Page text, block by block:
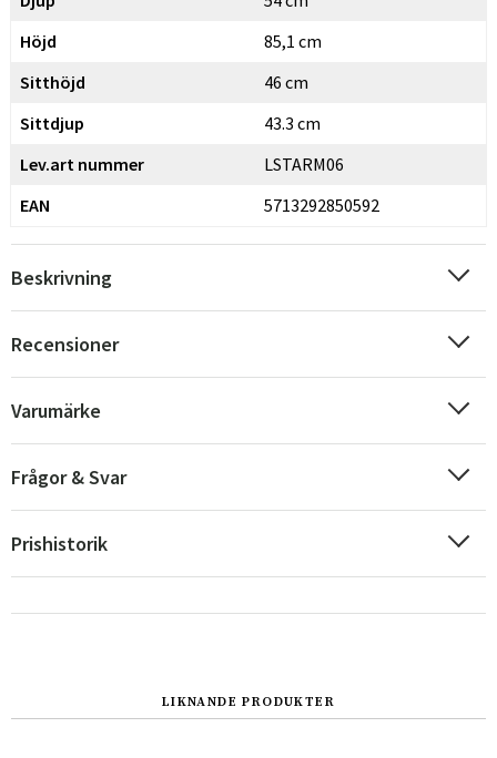
Höjd
85,1 cm
Sitthöjd
46 cm
Sittdjup
43.3 cm
Lev.art nummer
LSTARM06
EAN
5713292850592
Beskrivning
Recensioner
Varumärke
Frågor & Svar
Prishistorik
LIKNANDE PRODUKTER